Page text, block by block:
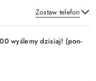
Zostaw telefon
wyślemy dzisiaj! (pon-